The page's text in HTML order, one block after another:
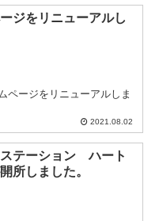
ジをリニューアルし
ページをリニューアルしま
2021.08.02
テーション ハート
所しました。